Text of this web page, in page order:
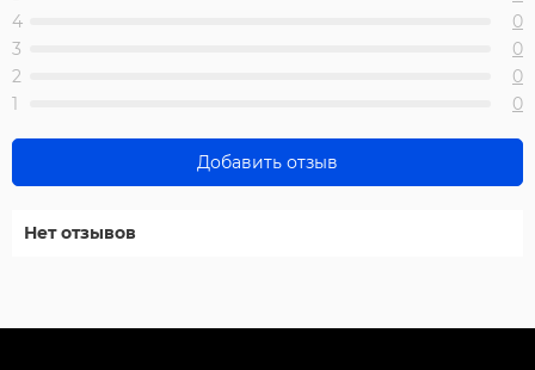
4
0
3
0
2
0
1
0
Добавить отзыв
Нет отзывов